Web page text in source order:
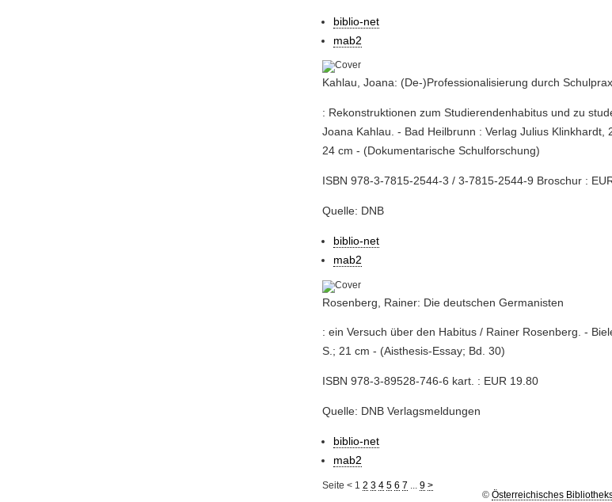
biblio-net
mab2
Kahlau, Joana: (De-)Professionalisierung durch
: Rekonstruktionen zum Studierendenhabitus und zu
Joana Kahlau. - Bad Heilbrunn : Verlag Julius Klinkhardt,
24 cm - (Dokumentarische Schulforschung)
ISBN 978-3-7815-2544-3 / 3-7815-2544-9 Broschur :
Quelle: DNB
biblio-net
mab2
Rosenberg, Rainer: Die deutschen Germanisten
: ein Versuch über den Habitus / Rainer Rosenberg. -
S.; 21 cm - (Aisthesis-Essay; Bd. 30)
ISBN 978-3-89528-746-6 kart. : EUR 19.80
Quelle: DNB Verlagsmeldungen
biblio-net
mab2
Seite< 1 2 3 4 5 6 7 ...9 >
© Österreichisches